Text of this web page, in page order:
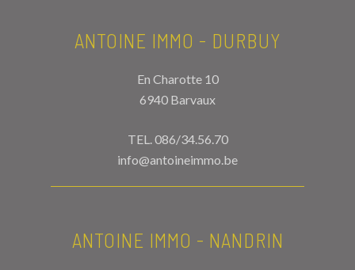
ANTOINE IMMO - DURBUY
En Charotte 10
6940 Barvaux
TEL.086/34.56.70
info@antoineimmo.be
ANTOINE IMMO - NANDRIN